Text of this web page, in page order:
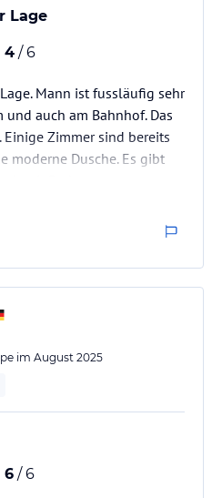
Lage
4 / 6
Mann ist fussläufig sehr
auch am Bahnhof. Das
Zimmer sind bereits
moderne Dusche. Es gibt
man die Notwendigkeit
Preislich sind beide Zimmer
im August 2025
6 / 6